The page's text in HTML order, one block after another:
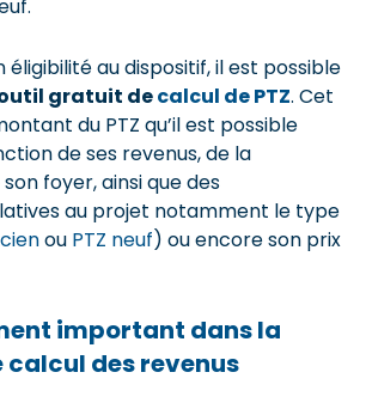
éligibilité au dispositif, il est possible
gratuit decalcul de PTZ. Cet
du PTZ qu’il est possible
de ses revenus, de la
foyer, ainsi que des
au projet notamment le type
ou PTZ neuf) ou encore son prix
important dans la
calcul des revenus